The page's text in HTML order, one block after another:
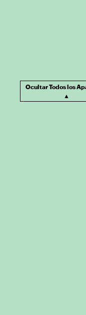
Ocultar Todos los
▲